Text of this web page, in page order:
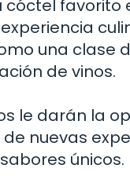
cóctel favorito
una clase
de vinos.
le darán la
nuevas
únicos.